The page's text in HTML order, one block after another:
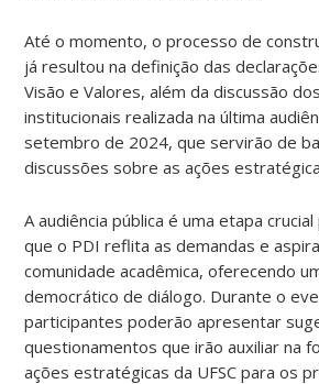
Até o momento, o processo de
já resultou na definição das
Visão e Valores, além da discussão
institucionais realizada na última
setembro de 2024, que servirão de
discussões sobre as ações
A audiência pública é uma etapa
que o PDI reflita as demandas e
comunidade acadêmica, oferecendo
democrático de diálogo. Durante o
participantes poderão apresentar
questionamentos que irão auxiliar na
ações estratégicas da UFSC para os